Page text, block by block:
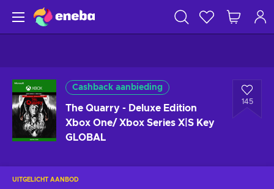
Cashback aanbieding
The Quarry - Deluxe Edition
Xbox One/ Xbox Series X|S Key
GLOBAL
145
UITGELICHT AANBOD